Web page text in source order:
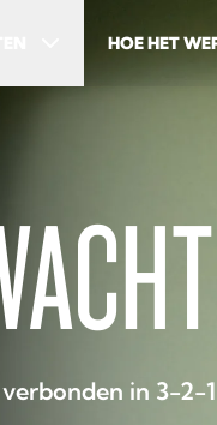
HOE HET
in 3-2-